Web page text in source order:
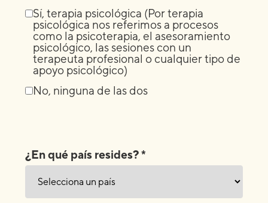
Sí, terapia psicológica (Por terapia
psicológica nos referimos a procesos
como la psicoterapia, el asesoramiento
psicológico, las sesiones con un
terapeuta profesional o cualquier tipo de
apoyo psicológico)
No, ninguna de las dos
¿En qué país resides? *